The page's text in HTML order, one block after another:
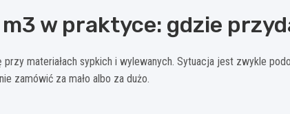
w praktyce: gdzie
materiałach sypkich i wylewanych. Sytuacja jest zwykle
zamówić za mało albo za dużo.